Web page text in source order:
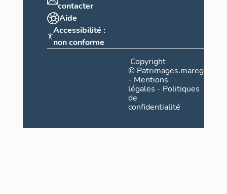
contacter
Aide
Accessibilité :
non conforme
Copyright
©
- Mentions
légales - Politiques
de
confidentialité